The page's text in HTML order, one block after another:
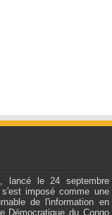
, lancé le 24 septembre
imposé comme une
de l'information en
Démocratique du Congo